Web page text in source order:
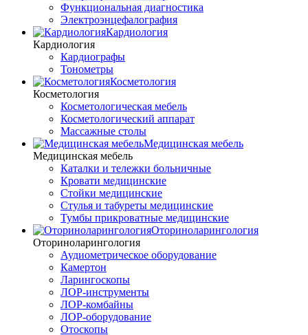
Функциональная диагностика
Электроэнцефалография
Кардиология
Кардиология
Кардиографы
Тонометры
Косметология
Косметология
Косметологическая мебель
Косметологический аппарат
Массажные столы
Медицинская мебель
Медицинская мебель
Каталки и тележки больничные
Кровати медицинские
Стойки медицинские
Стулья и табуреты медицинские
Тумбы прикроватные медицинские
Оториноларингология
Оториноларингология
Аудиометрическое оборудование
Камертон
Ларингоскопы
ЛОР-инструменты
ЛОР-комбайны
ЛОР-оборудование
Отоскопы